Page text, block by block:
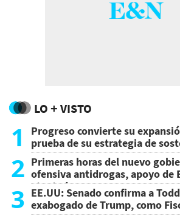
LO + VISTO
1
Progreso convierte su
prueba de su estrategia de
2 Primeras horas del nuevo
ofensiva antidrogas, apoyo de
atentado
3 EE.UU: Senado confirma a
exabogado de Trump, como